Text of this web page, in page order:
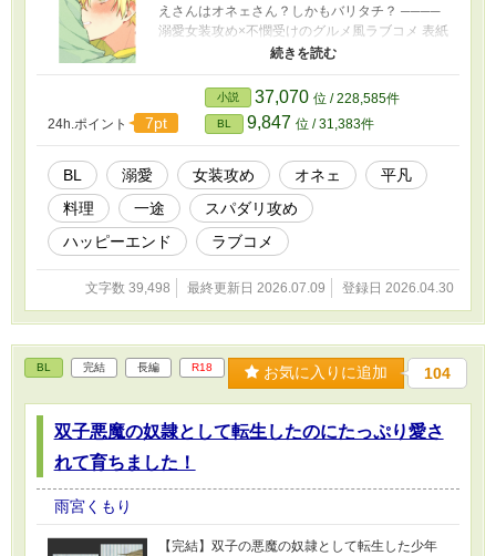
えさんはオネェさん？しかもバリタチ？ ────
溺愛女装攻め×不憫受けのグルメ風ラブコメ 表紙
イラスト・トワツギさん （2026/05/11 ページ
24h.ポイント 7pt
小説 37,070 位 / 228,585件
BL 9,847 位 / 31,383件
BL 溺愛 女装攻め オネェ
平凡
料理
一途
スパダリ攻め
ハッピーエンド
ラブコメ
文字数 39,498 最終更新日 2026.07.09 登録日 2026.04.30
BL 完結 長編 R18 お気に入りに追加 104
双子悪魔の奴隷として転生したのにたっぷり愛さ
れて育ちました！
雨宮くもり
【完結】双子の悪魔の奴隷として転生した少年